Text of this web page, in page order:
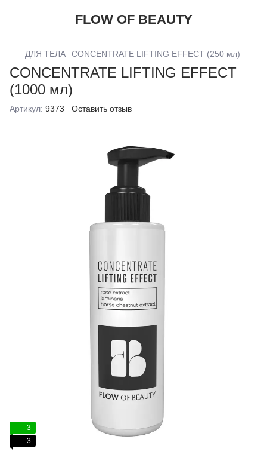
FLOW OF BEAUTY
ДЛЯ ТЕЛА CONCENTRATE LIFTING EFFECT (250 мл)
CONCENTRATE LIFTING EFFECT
(1000 мл)
Артикул: 9373 Оставить отзыв
3
3